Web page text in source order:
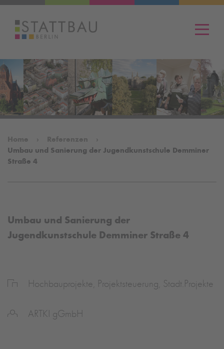
Home
Referenzen
Umbau und Sanierung der Jugendkunstschule Demminer
Straße 4
Umbau und Sanierung der
Jugendkunstschule Demminer Straße 4
Hochbauprojekte, Projektsteuerung, Stadt.Projekte
ARTKI gGmbH